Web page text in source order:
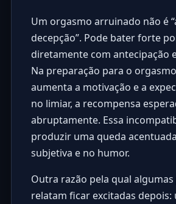
Um orgasmo arruinado não é
decepção”. Pode bater forte
diretamente com antecipação
Na preparação para o
aumenta a motivação e a
no limiar, a recompensa
abruptamente. Essa
produzir uma queda
subjetiva e no humor.
Outra razão pela qual algumas
relatam ficar excitadas